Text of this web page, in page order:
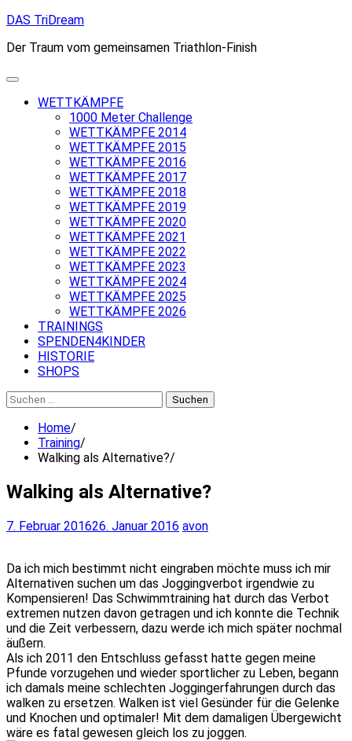
Skip
content
DAS TriDream
Der Traum vom gemeinsamen Triathlon-Finish
WETTKÄMPFE
1000 Meter Challenge
WETTKÄMPFE 2014
WETTKÄMPFE 2015
WETTKÄMPFE 2016
WETTKÄMPFE 2017
WETTKÄMPFE 2018
WETTKÄMPFE 2019
WETTKÄMPFE 2020
WETTKÄMPFE 2021
WETTKÄMPFE 2022
WETTKÄMPFE 2023
WETTKÄMPFE 2024
WETTKÄMPFE 2025
WETTKÄMPFE 2026
TRAININGS
SPENDEN4KINDER
HISTORIE
SHOPS
Suchen
nach:
Home
Training
Walking als Alternative?
Walking als Alternative?
7. Februar 201626. Januar 2016 avon
Da ich mich bestimmt nicht eingraben möchte muss ich mir
Alternativen suchen um das Joggingverbot irgendwie zu
Kompensieren! Das Schwimmtraining hat durch das Verbot
extremen nutzen davon getragen und ich konnte die Technik
und die Zeit verbessern, dazu werde ich mich später nochmal
äußern.
Als ich 2011 den Entschluss gefasst hatte gegen meine
Pfunde vorzugehen und wieder sportlicher zu Leben, begann
ich damals meine schlechten Joggingerfahrungen durch das
walken zu ersetzen. Walken ist viel Gesünder für die Gelenke
und Knochen und optimaler! Mit dem damaligen Übergewicht
wäre es fatal gewesen gleich los zu joggen.